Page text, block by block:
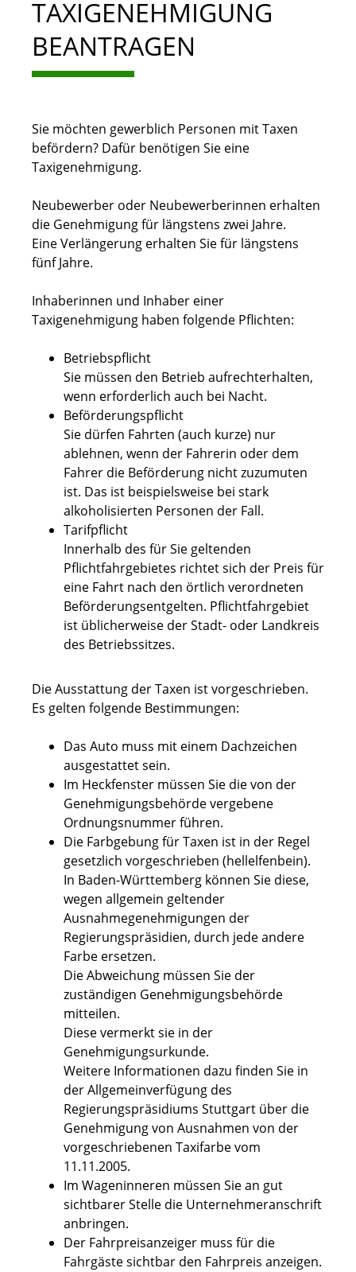
TAXIGENEHMIGUNG
BEANTRAGEN
Sie möchten gewerblich Personen mit Taxen
befördern? Dafür benötigen Sie eine
Taxigenehmigung.
Neubewerber oder Neubewerberinnen erhalten
die Genehmigung für längstens zwei Jahre.
Eine Verlängerung erhalten Sie für längstens
fünf Jahre.
Inhaberinnen und Inhaber einer
Taxigenehmigung haben folgende Pflichten:
Betriebspflicht
Sie müssen den Betrieb aufrechterhalten,
wenn erforderlich auch bei Nacht.
Beförderungspflicht
Sie dürfen Fahrten (auch kurze) nur
ablehnen, wenn der Fahrerin oder dem
Fahrer die Beförderung nicht zuzumuten
ist. Das ist beispielsweise bei stark
alkoholisierten Personen der Fall.
Tarifpflicht
Innerhalb des für Sie geltenden
Pflichtfahrgebietes richtet sich der Preis für
eine Fahrt nach den örtlich verordneten
Beförderungsentgelten. Pflichtfahrgebiet
ist üblicherweise der Stadt- oder Landkreis
des Betriebssitzes.
Die Ausstattung der Taxen ist vorgeschrieben.
Es gelten folgende Bestimmungen:
Das Auto muss mit einem Dachzeichen
ausgestattet sein.
Im Heckfenster müssen Sie die von der
Genehmigungsbehörde vergebene
Ordnungsnummer führen.
Die Farbgebung für Taxen ist in der Regel
gesetzlich vorgeschrieben (hellelfenbein).
In Baden-Württemberg können Sie diese,
wegen allgemein geltender
Ausnahmegenehmigungen der
Regierungspräsidien, durch jede andere
Farbe ersetzen.
Die Abweichung müssen Sie der
zuständigen Genehmigungsbehörde
mitteilen.
Diese vermerkt sie in der
Genehmigungsurkunde.
Weitere Informationen dazu finden Sie in
der Allgemeinverfügung des
Regierungspräsidiums Stuttgart über die
Genehmigung von Ausnahmen von der
vorgeschriebenen Taxifarbe vom
11.11.2005.
Im Wageninneren müssen Sie an gut
sichtbarer Stelle die Unternehmeranschrift
anbringen.
Der Fahrpreisanzeiger muss für die
Fahrgäste sichtbar den Fahrpreis anzeigen.